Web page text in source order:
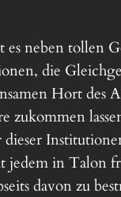
neben tollen
die
Hort des
zukommen
jedem in Talon
davon zu